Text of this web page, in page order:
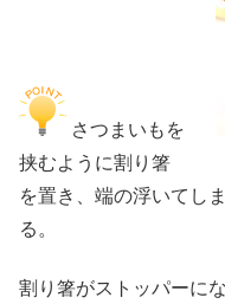
さつまいもを
挟むように割り箸
を置き、端の浮いてし
る。
割り箸がストッパーに